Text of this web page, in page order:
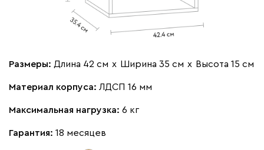
Размеры: Длина 42 см х Ширина 35 см х Высота 15 см
Материал корпуса: ЛДСП 16 мм
Максимальная нагрузка: 6 кг
Гарантия: 18 месяцев